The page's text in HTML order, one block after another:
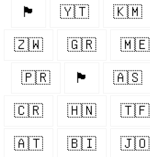
🏴󠁧󠁢󠁥󠁮󠁧󠁿 🇾🇹 🇰🇲
🇿🇼 🇬🇷 🇲🇪
🇵🇷 🏴󠁧󠁢󠁳󠁣󠁴󠁿 🇦🇸
🇨🇷 🇭🇳 🇹🇫
🇦🇹 🇧🇮 🇯🇴